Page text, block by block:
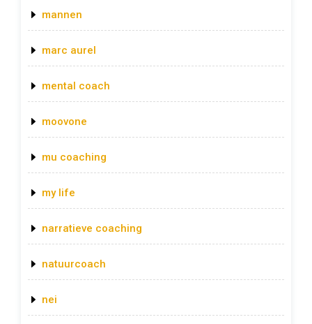
mannen
marc aurel
mental coach
moovone
mu coaching
my life
narratieve coaching
natuurcoach
nei